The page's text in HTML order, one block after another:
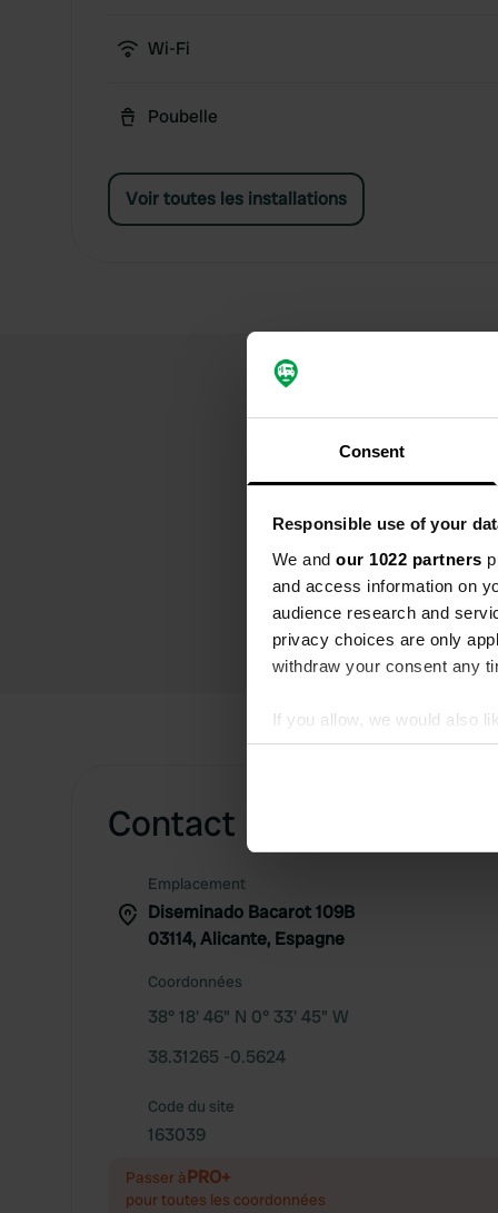
Consent
Responsible use of your
We and our 1022 partners
and access information on
audience research and
privacy choices are only
withdraw your consent any
If you allow, we would also
Collect information
Find out more about how
information about your use
other information that
Wi-Fi
Poubelle
Voir toutes les installations
Contact
Emplacement
Diseminado Bacarot 109B
03114, Alicante, Espagne
Coordonnées
38° 18' 46" N 0° 33' 45" W
38.31265 -0.5624
Code du site
163039
Passer àPRO+
pour toutes les coordonnées